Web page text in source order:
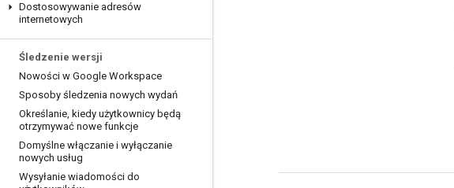
Dostosowywanie adresów
internetowych
Śledzenie wersji
Nowości w Google Workspace
Sposoby śledzenia nowych wydań
Określanie, kiedy użytkownicy będą
otrzymywać nowe funkcje
Domyślne włączanie i wyłączanie
nowych usług
Wysyłanie wiadomości do